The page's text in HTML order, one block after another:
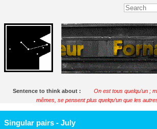
Sentence to think about :
On est tous quelqu’un ;
mêmes, se pensent plus quelqu’un que les
Singular pairs - July